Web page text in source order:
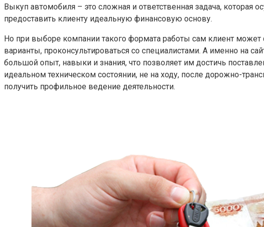
Выкуп автомобиля – это сложная и ответственная задача,
предоставить клиенту идеальную финансовую основу.
Но при выборе компании такого формата работы сам клиент может
варианты, проконсультироваться со специалистами. А именно на
большой опыт, навыки и знания, что позволяет им достичь
идеальном техническом состоянии, не на ходу, после дорожно-
получить профильное ведение деятельности.